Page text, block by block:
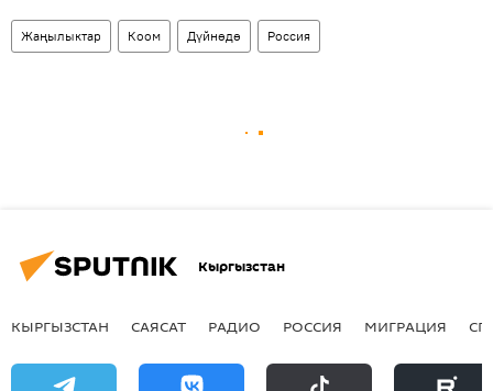
Жаңылыктар Коом Дүйнөдө Россия
Кыргызстан
КЫРГЫЗСТАН САЯСАТ РАДИО РОССИЯ МИГРАЦИЯ